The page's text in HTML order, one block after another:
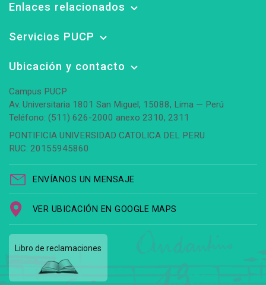
Enlaces relacionados
Servicios PUCP
Ubicación y contacto
Campus PUCP
Av. Universitaria 1801 San Miguel, 15088, Lima — Perú
Teléfono: (511) 626-2000 anexo 2310, 2311
PONTIFICIA UNIVERSIDAD CATOLICA DEL PERU
RUC: 20155945860
ENVÍANOS UN MENSAJE
VER UBICACIÓN EN GOOGLE MAPS
Libro de reclamaciones